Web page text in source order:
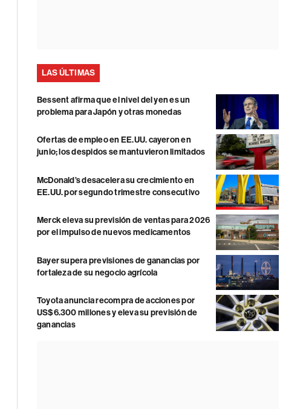
LAS ÚLTIMAS
Bessent afirma que el nivel del yen es un
problema para Japón y otras monedas
Ofertas de empleo en EE.UU. cayeron en
junio; los despidos se mantuvieron limitados
McDonald’s desacelera su crecimiento en
EE.UU. por segundo trimestre consecutivo
Merck eleva su previsión de ventas para 2026
por el impulso de nuevos medicamentos
Bayer supera previsiones de ganancias por
fortaleza de su negocio agrícola
Toyota anuncia recompra de acciones por
US$6.300 millones y eleva su previsión de
ganancias